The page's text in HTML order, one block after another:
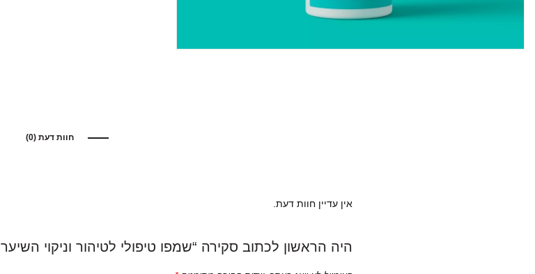
חוות דעת (0)
אין עדיין חוות דעת.
היה הראשון לכתוב סקירה “שמפו טיפולי לטיהור וניקוי השיער 930 מ"ל – K18 Detox Shampoo”